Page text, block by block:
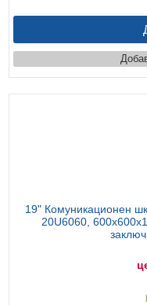
19" Комуникационен
20U6060,